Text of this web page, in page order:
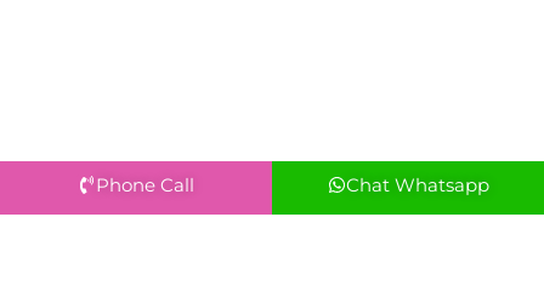
Phone Call Chat Whatsapp